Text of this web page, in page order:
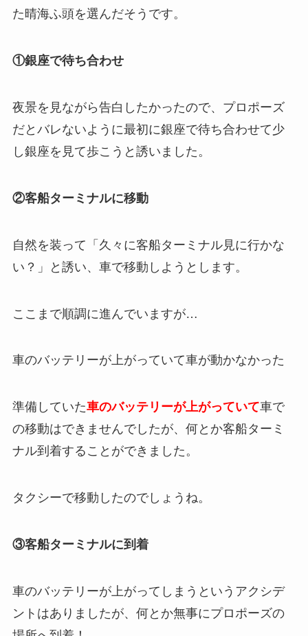
た晴海ふ頭を選んだそうです。
①銀座で待ち合わせ
夜景を見ながら告白したかったので、プロポーズ
だとバレないように最初に銀座で待ち合わせて少
し銀座を見て歩こうと誘いました。
②客船ターミナルに移動
自然を装って「久々に客船ターミナル見に行かな
い？」と誘い、車で移動しようとします。
ここまで順調に進んでいますが…
車のバッテリーが上がっていて車が動かなかった
準備していた車のバッテリーが上がっていて車で
の移動はできませんでしたが、何とか客船ターミ
ナル到着することができました。
タクシーで移動したのでしょうね。
③客船ターミナルに到着
車のバッテリーが上がってしまうというアクシデ
ントはありましたが、何とか無事にプロポーズの